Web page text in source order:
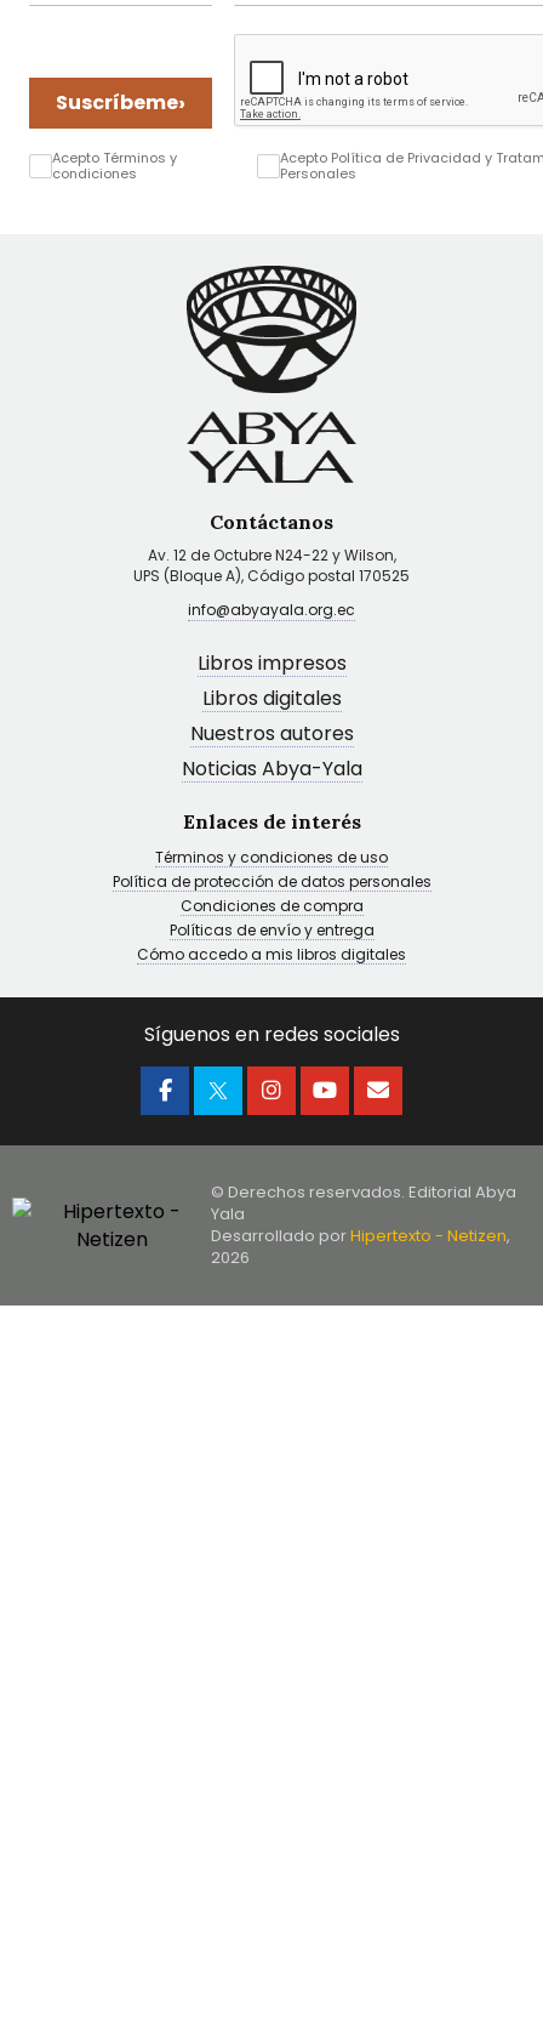
Suscríbeme›
Acepto Términos y
condiciones
Acepto Política de Privacidad y
Personales
Contáctanos
Av. 12 de Octubre N24-22 y Wilson,
UPS (Bloque A), Código postal 170525
info@abyayala.org.ec
Libros impresos
Libros digitales
Nuestros autores
Noticias Abya-Yala
Enlaces de interés
Términos y condiciones de uso
Política de protección de datos personales
Condiciones de compra
Políticas de envío y entrega
Cómo accedo a mis libros digitales
Síguenos en redes sociales
© Derechos reservados. Editorial Abya
Yala
Desarrollado porHipertexto - Netizen,
2026